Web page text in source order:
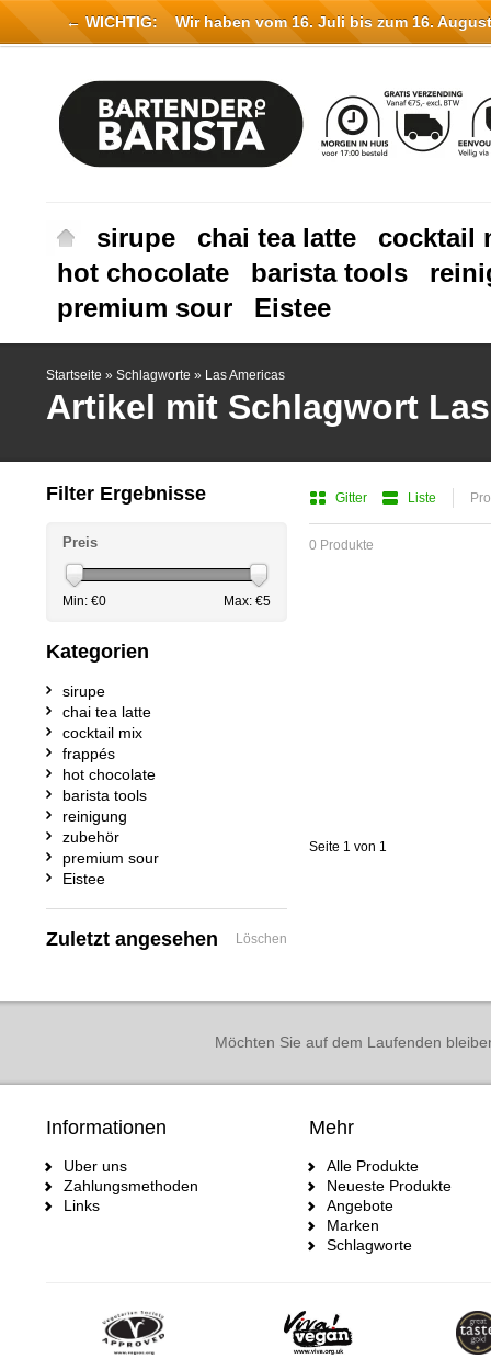
sirupe chai tea latte
cocktail
hot chocolate
barista tools
premium sour
Eistee
Startseite » Schlagworte » Las Americas
Artikel mit Schlagwort
Gitter Liste
0 Produkte
Seite 1 von 1
Filter Ergebnisse
Preis
Min: €0 Max: €5
Kategorien
sirupe
chai tea latte
cocktail mix
frappés
hot chocolate
barista tools
reinigung
zubehör
premium sour
Eistee
Zuletzt angesehen Löschen
Möchten Sie auf dem Laufenden
Informationen
Uber uns
Zahlungsmethoden
Links
Mehr
Alle Produkte
Neueste Produkte
Angebote
Marken
Schlagworte
← WICHTIG: Wir haben vom 16. Juli bis zum 16.